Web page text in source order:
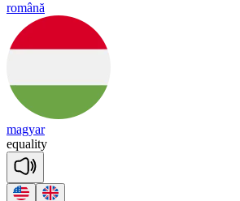
română
magyar
equality